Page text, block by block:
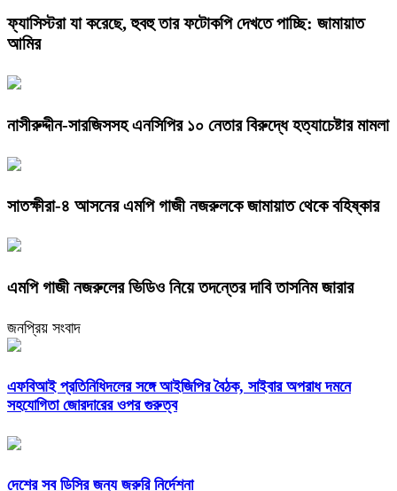
ফ্যাসিস্টরা যা করেছে, হুবহু তার ফটোকপি দেখতে পাচ্ছি: জামায়াত
আমির
নাসীরুদ্দীন-সারজিসসহ এনসিপির ১০ নেতার বিরুদ্ধে হত্যাচেষ্টার মামলা
সাতক্ষীরা-৪ আসনের এমপি গাজী নজরুলকে জামায়াত থেকে বহিষ্কার
এমপি গাজী নজরুলের ভিডিও নিয়ে তদন্তের দাবি তাসনিম জারার
জনপ্রিয় সংবাদ
এফবিআই প্রতিনিধিদলের সঙ্গে আইজিপির বৈঠক, সাইবার অপরাধ দমনে
সহযোগিতা জোরদারের ওপর গুরুত্ব
দেশের সব ডিসির জন্য জরুরি নির্দেশনা